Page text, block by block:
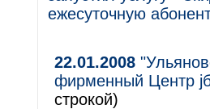
ежесуточную
22.01.2008
фирменный Центр
строкой)